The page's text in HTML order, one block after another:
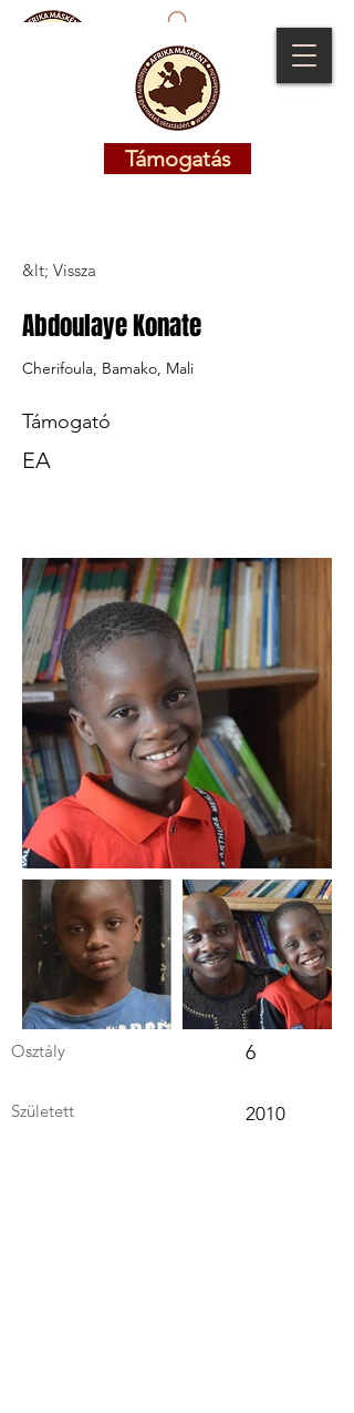
Támogatás
Támogatás
&lt; Vissza
Abdoulaye Konate
Cherifoula, Bamako, Mali
Támogató
EA
Osztály 6
Született 2010